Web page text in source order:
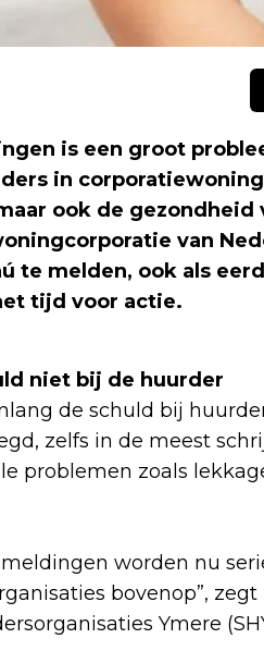
is een groot
in
ook de
van
te melden, ook als
tijd voor actie.
niet bij de huurder
de schuld bij
zelfs in de meest
problemen zoals
worden nu
bovenop”,
Ymere